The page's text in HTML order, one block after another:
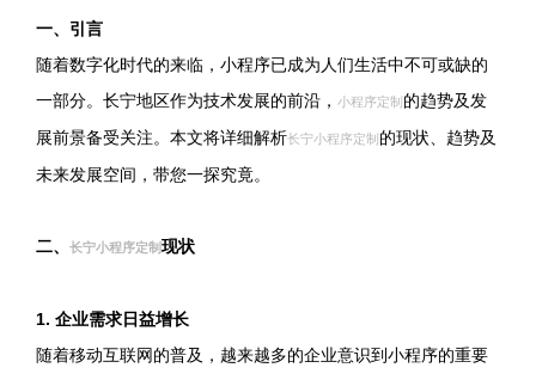
一、引言
随着数字化时代的来临，小程序已成为人们生活中不可或缺的
一部分。长宁地区作为技术发展的前沿， 小程序定制 的趋势及发
展前景备受关注。本文将详细解析长宁小程序定制 的现状、趋势及
未来发展空间，带您一探究竟。
二、 长宁小程序定制现状
1. 企业需求日益增长
随着移动互联网的普及，越来越多的企业意识到小程序的重要